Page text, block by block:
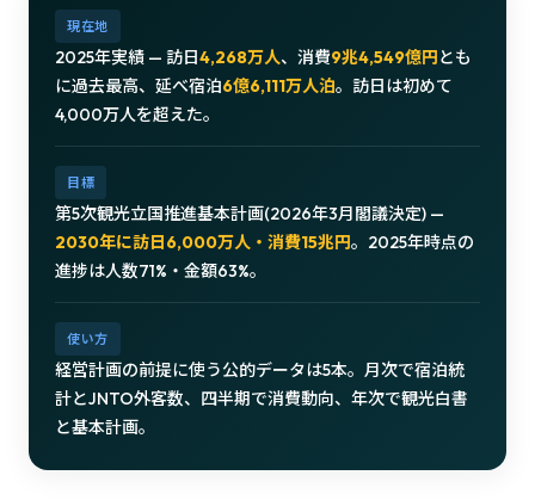
現在地
2025年実績 — 訪日4,268万人、消費9兆4,549億円とも
に過去最高、延べ宿泊6億6,111万人泊。訪日は初めて
4,000万人を超えた。
目標
第5次観光立国推進基本計画(2026年3月閣議決定) —
2030年に訪日6,000万人・消費15兆円。2025年時点の
進捗は人数71%・金額63%。
使い方
経営計画の前提に使う公的データは5本。月次で宿泊統
計とJNTO外客数、四半期で消費動向、年次で観光白書
と基本計画。